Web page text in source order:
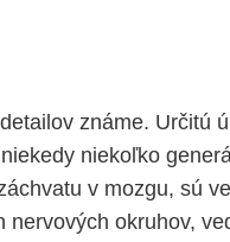
známe. Určitú
niekoľko
v mozgu, sú
nervových okruhov,